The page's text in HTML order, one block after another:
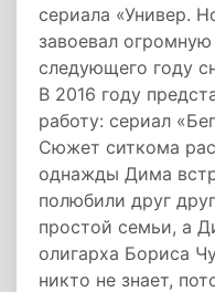
сериала «Универ.
завоевал
следующего году
В 2016 году
работу: сериал
Сюжет ситкома
однажды Дима
полюбили друг
простой семьи, а
олигарха Бориса
никто не знает,